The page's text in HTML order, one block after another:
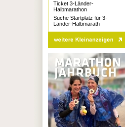
Ticket 3-Länder-
Halbmarathon
Suche Startplatz für 3-
Länder-Halbmarath